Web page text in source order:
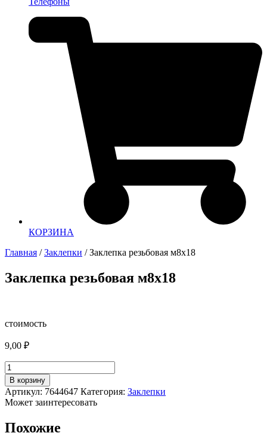
КОРЗИНА
Главная /Заклепки / Заклепка резьбовая м8х18
Заклепка резьбовая м8х18
стоимость
9,00 ₽
Количество
товара
Заклепка
резьбовая
м8х18
В корзину
Артикул: 7644647 Категория: Заклепки
Может заинтересовать
Похожие